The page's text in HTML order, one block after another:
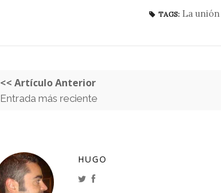
TAGS: La unión
<< Artículo Anterior
Entrada más reciente
HUGO